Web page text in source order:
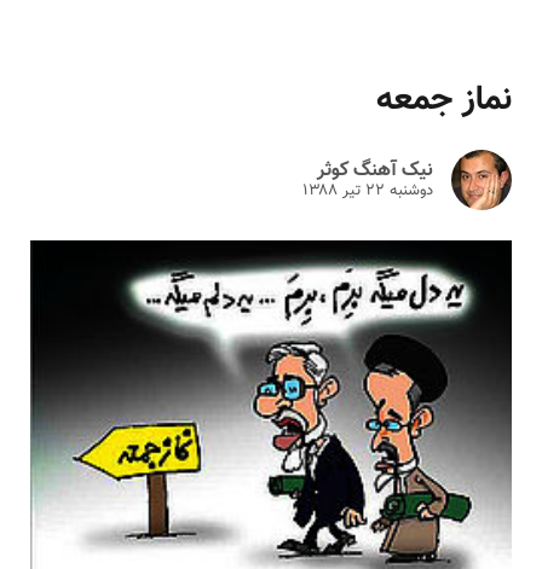
نماز جمعه
نیک آهنگ کوثر
دوشنبه ۲۲ تير ۱۳۸۸